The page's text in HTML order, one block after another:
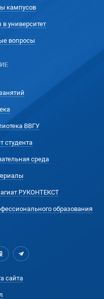
кампусов
университет
вопросы
ВВГУ
студента
среда
РУКОНТЕКСТ
образования
сайта